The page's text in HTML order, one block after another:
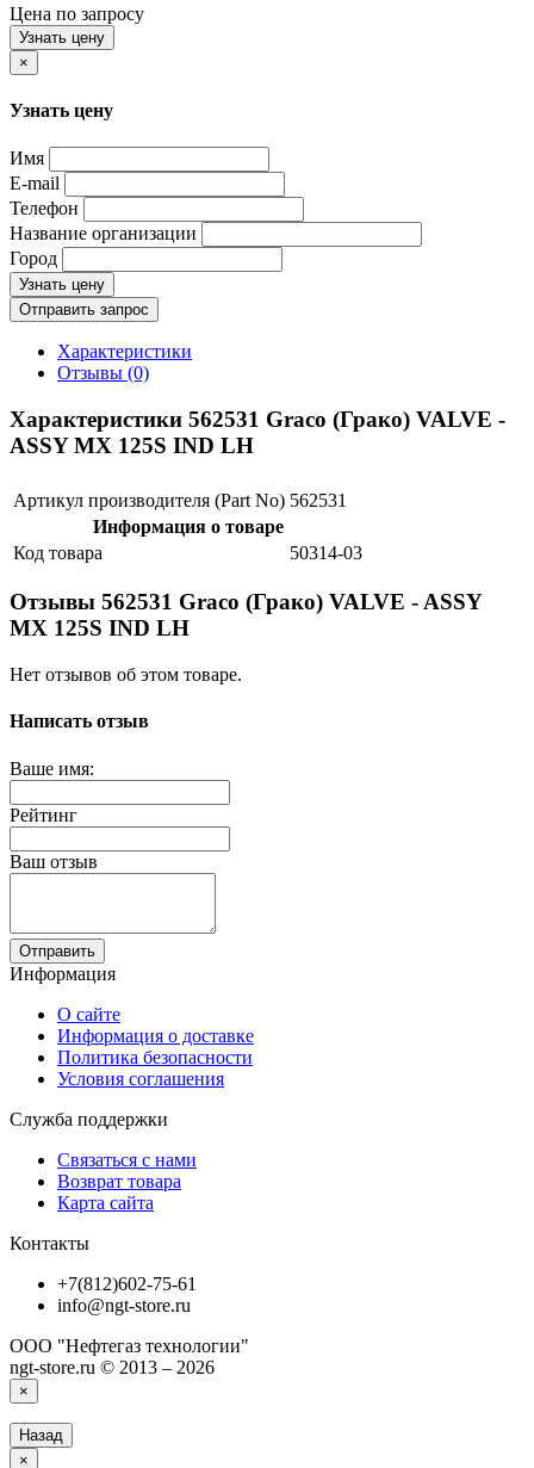
Цена по запросу
Узнать цену
×
Узнать цену
Имя
E-mail
Телефон
Название организации
Город
Узнать цену
Отправить запрос
Характеристики
Отзывы (0)
Характеристики 562531 Graco (Грако) VALVE -
ASSY MX 125S IND LH
Артикул производителя (Part No) 562531
Информация о товаре
Код товара
50314-03
Отзывы 562531 Graco (Грако) VALVE - ASSY
MX 125S IND LH
Нет отзывов об этом товаре.
Написать отзыв
Ваше имя:
Рейтинг
Ваш отзыв
Отправить
Информация
О сайте
Информация о доставке
Политика безопасности
Условия соглашения
Служба поддержки
Связаться с нами
Возврат товара
Карта сайта
Контакты
+7(812)602-75-61
info@ngt-store.ru
ООО "Нефтегаз технологии"
ngt-store.ru © 2013 – 2026
×
Назад
×